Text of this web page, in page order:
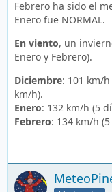
Febrero ha sido el
Enero fue NORMAL.
En viento, un
Enero y Febrero).
Diciembre: 101 km/
km/h).
Enero: 132 km/h (5
Febrero: 134 km/h